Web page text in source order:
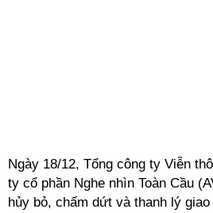
Ngày 18/12, Tổng công ty Viễn
ty cổ phần Nghe nhìn Toàn Cầu
hủy bỏ, chấm dứt và thanh lý